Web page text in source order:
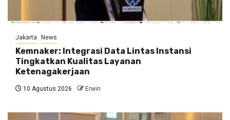
Jakarta News
Kemnaker: Integrasi Data Lintas Instansi
Tingkatkan Kualitas Layanan
Ketenagakerjaan
10 Agustus 2026 Erwin